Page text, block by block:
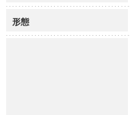
形態